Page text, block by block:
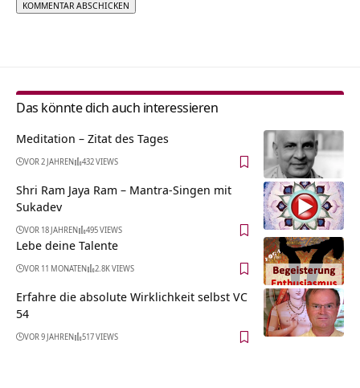
Das könnte dich auch interessieren
Meditation – Zitat des Tages
VOR 2 JAHREN 432 VIEWS
Shri Ram Jaya Ram – Mantra-Singen mit
Sukadev
VOR 18 JAHREN 495 VIEWS
Lebe deine Talente
VOR 11 MONATEN 2.8K VIEWS
Erfahre die absolute Wirklichkeit selbst VC
54
VOR 9 JAHREN 517 VIEWS